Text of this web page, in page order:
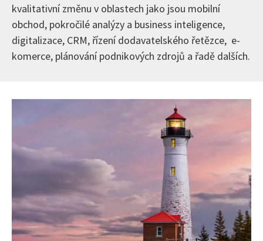
kvalitativní změnu v oblastech jako jsou mobilní
obchod, pokročilé analýzy a business inteligence,
digitalizace, CRM, řízení dodavatelského řetězce, e-
komerce, plánování podnikových zdrojů a řadě dalších.